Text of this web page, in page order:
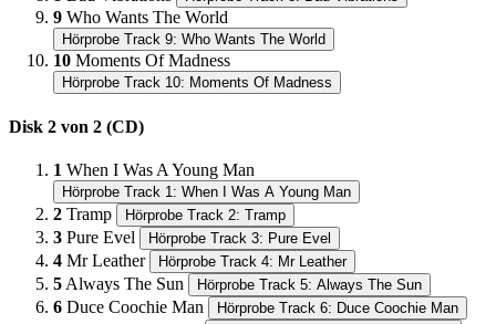
9 Who Wants The World
Hörprobe Track 9: Who Wants The World
10 Moments Of Madness
Hörprobe Track 10: Moments Of Madness
Disk 2 von 2 (CD)
1 When I Was A Young Man
Hörprobe Track 1: When I Was A Young Man
2 Tramp Hörprobe Track 2: Tramp
3 Pure Evel Hörprobe Track 3: Pure Evel
4 Mr Leather Hörprobe Track 4: Mr Leather
5 Always The Sun Hörprobe Track 5: Always The Sun
6 Duce Coochie Man Hörprobe Track 6: Duce Coochie Man